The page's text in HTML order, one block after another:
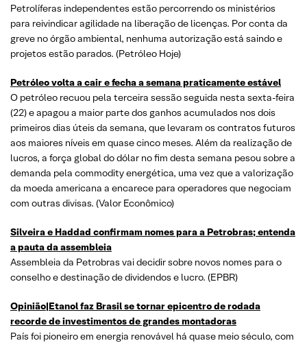
Petrolíferas independentes estão percorrendo os ministérios
para reivindicar agilidade na liberação de licenças. Por conta da
greve no órgão ambiental, nenhuma autorização está saindo e
projetos estão parados. (Petróleo Hoje)
Petróleo volta a cair e fecha a semana praticamente estável
O petróleo recuou pela terceira sessão seguida nesta sexta-feira
(22) e apagou a maior parte dos ganhos acumulados nos dois
primeiros dias úteis da semana, que levaram os contratos futuros
aos maiores níveis em quase cinco meses. Além da realização de
lucros, a força global do dólar no fim desta semana pesou sobre a
demanda pela commodity energética, uma vez que a valorização
da moeda americana a encarece para operadores que negociam
com outras divisas. (Valor Econômico)
Silveira e Haddad confirmam nomes para a Petrobras; entenda
a pauta da assembleia
Assembleia da Petrobras vai decidir sobre novos nomes para o
conselho e destinação de dividendos e lucro. (EPBR)
Opinião|Etanol faz Brasil se tornar epicentro de rodada
recorde de investimentos de grandes montadoras
País foi pioneiro em energia renovável há quase meio século, com